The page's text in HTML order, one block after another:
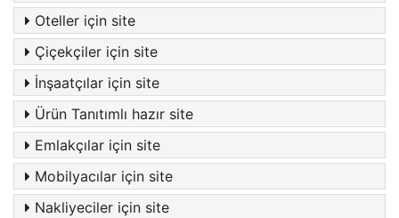
Oteller için site
Çiçekçiler için site
İnşaatçılar için site
Ürün Tanıtımlı hazır site
Emlakçılar için site
Mobilyacılar için site
Nakliyeciler için site